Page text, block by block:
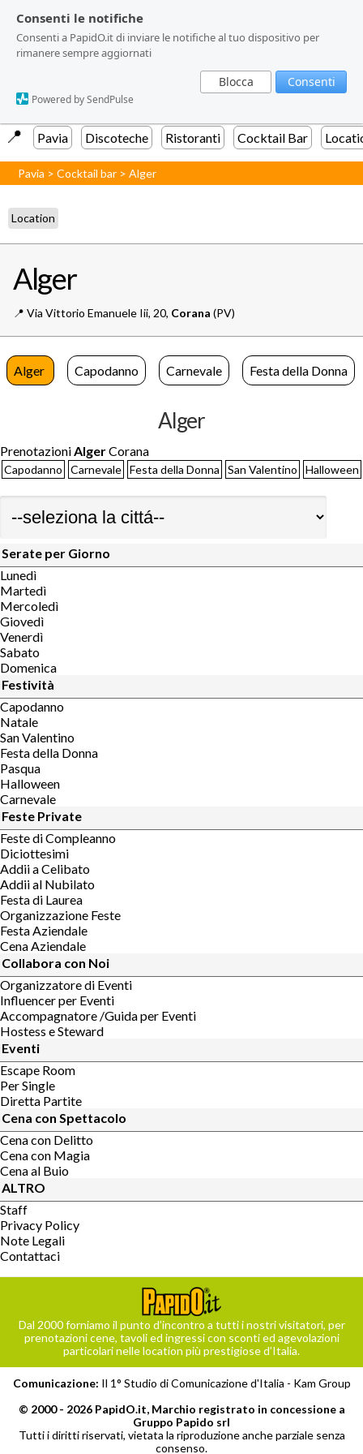
Consenti le notifiche
Consenti a PapidO.it di inviare le notifiche al tuo dispositivo per
rimanere sempre aggiornati
Blocca Consenti
Powered by SendPulse
Consenti le notifiche
Consenti a PapidO.it di inviare le notifiche al tuo dispositivo per
rimanere sempre aggiornati
Blocca Consenti
Powered by SendPulse
📍️ Pavia Discoteche Ristoranti Cocktail Bar
Pavia >Cocktail bar >Alger
Location
Alger
📍️ Via Vittorio Emanuele Iii, 20, Corana (PV)
Alger Capodanno Carnevale Festa della Donna
Alger
Prenotazioni AlgerCorana
Capodanno Carnevale Festa della Donna San Valentino Halloween
Serate per Giorno
Lunedì
Martedì
Mercoledì
Giovedì
Venerdì
Sabato
Domenica
Festività
Capodanno
Natale
San Valentino
Festa della Donna
Pasqua
Halloween
Carnevale
Feste Private
Feste di Compleanno
Diciottesimi
Addii a Celibato
Addii al Nubilato
Festa di Laurea
Organizzazione Feste
Festa Aziendale
Cena Aziendale
Collabora con Noi
Organizzatore di Eventi
Influencer per Eventi
Accompagnatore /Guida per Eventi
Hostess e Steward
Eventi
Escape Room
Per Single
Diretta Partite
Cena con Spettacolo
Cena con Delitto
Cena con Magia
Cena al Buio
ALTRO
Staff
Privacy Policy
Note Legali
Contattaci
Dal 2000 forniamo il punto d’incontro a tutti i nostri visitatori, per
prenotazioni cene, tavoli ed ingressi con sconti ed agevolazioni
particolari nelle location più prestigiose d’Italia.
Comunicazione: Il 1° Studio di Comunicazione d'Italia - Kam Group
© 2000 - 2026 PapidO.it, Marchio registrato in concessione a
Gruppo Papido srl
Tutti i diritti riservati, vietata la riproduzione anche parziale senza
consenso.